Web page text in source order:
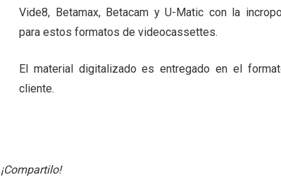
Vide8, Betamax, Betacam y U-Matic con la
para estos formatos de videocassettes.
El material digitalizado es entregado en el
cliente.